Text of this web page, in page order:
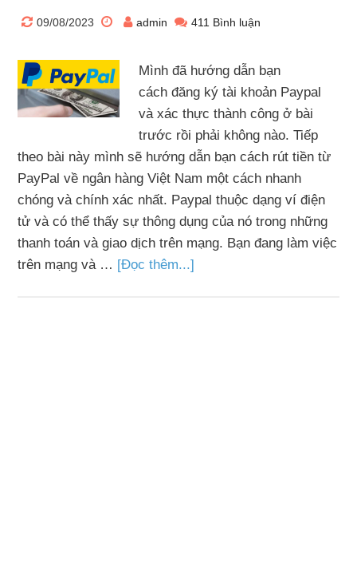
09/08/2023 admin 411 Bình luận
Mình đã hướng dẫn bạn
cách đăng ký tài khoản Paypal
và xác thực thành công ở bài
trước rồi phải không nào. Tiếp
theo bài này mình sẽ hướng dẫn bạn cách rút tiền từ
PayPal về ngân hàng Việt Nam một cách nhanh
chóng và chính xác nhất. Paypal thuộc dạng ví điện
tử và có thể thấy sự thông dụng của nó trong những
thanh toán và giao dịch trên mạng. Bạn đang làm việc
trên mạng và … [Đọc thêm...]